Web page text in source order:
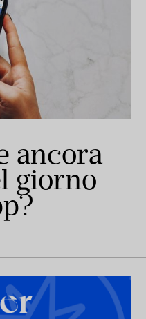
ancora
giorno